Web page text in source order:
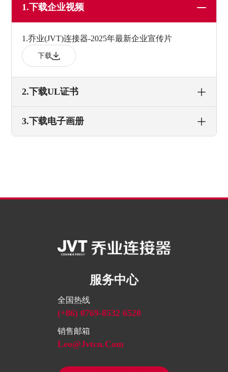
1.下载企业视频
1.乔业(JVT)连接器-2025年最新企业宣传片
下载
2.下载UL证书
3.下载电子画册
服务中心
全国热线
(+86) 0769-8532 6520
销售邮箱
Leo@jvtcn.com